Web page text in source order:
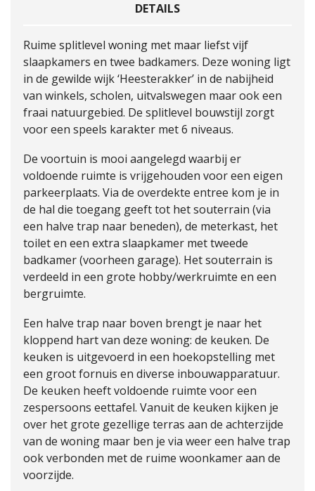
DETAILS
Ruime splitlevel woning met maar liefst vijf
slaapkamers en twee badkamers. Deze woning ligt
in de gewilde wijk ‘Heesterakker’ in de nabijheid
van winkels, scholen, uitvalswegen maar ook een
fraai natuurgebied. De splitlevel bouwstijl zorgt
voor een speels karakter met 6 niveaus.
De voortuin is mooi aangelegd waarbij er
voldoende ruimte is vrijgehouden voor een eigen
parkeerplaats. Via de overdekte entree kom je in
de hal die toegang geeft tot het souterrain (via
een halve trap naar beneden), de meterkast, het
toilet en een extra slaapkamer met tweede
badkamer (voorheen garage). Het souterrain is
verdeeld in een grote hobby/werkruimte en een
bergruimte.
Een halve trap naar boven brengt je naar het
kloppend hart van deze woning: de keuken. De
keuken is uitgevoerd in een hoekopstelling met
een groot fornuis en diverse inbouwapparatuur.
De keuken heeft voldoende ruimte voor een
zespersoons eettafel. Vanuit de keuken kijken je
over het grote gezellige terras aan de achterzijde
van de woning maar ben je via weer een halve trap
ook verbonden met de ruime woonkamer aan de
voorzijde.